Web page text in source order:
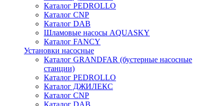
Каталог PEDROLLO
Каталог CNP
Каталог DAB
Шламовые насосы AQUASKY
Каталог FANCY
Установки насосные
Каталог GRANDFAR (бустерные насосные
станции)
Каталог PEDROLLO
Каталог ДЖИЛЕКС
Каталог CNP
Каталог DAB